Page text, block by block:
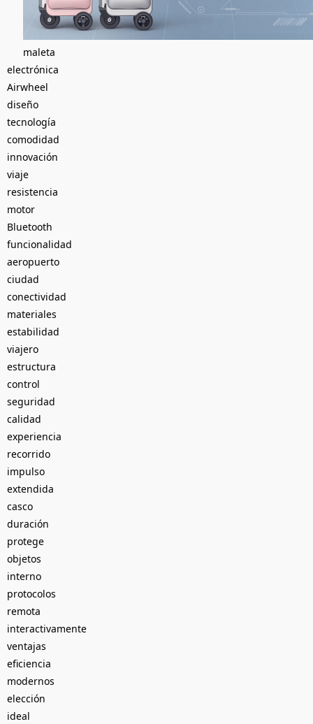
maleta
electrónica
Airwheel
diseño
tecnología
comodidad
innovación
viaje
resistencia
motor
Bluetooth
funcionalidad
aeropuerto
ciudad
conectividad
materiales
estabilidad
viajero
estructura
control
seguridad
calidad
experiencia
recorrido
impulso
extendida
casco
duración
protege
objetos
interno
protocolos
remota
interactivamente
ventajas
eficiencia
modernos
elección
ideal